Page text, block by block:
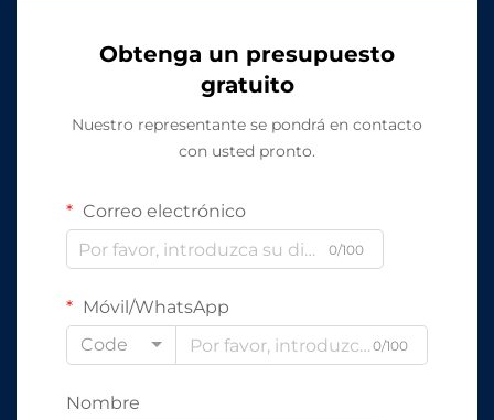
Obtenga un presupuesto
gratuito
Nuestro representante se pondrá en contacto
con usted pronto.
Correo electrónico
0/100
Móvil/WhatsApp
Code
0/100
Nombre